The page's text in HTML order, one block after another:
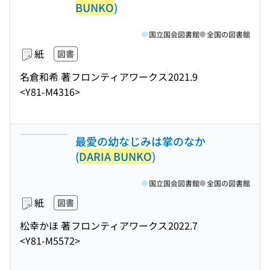
BUNKO)
紙 図書
名倉和希 著フロンティアワークス2021.9
<Y81-M4316>
国立国会図書館 全国の図書館
最愛の幼なじみは掌のなか
(DARIA BUNKO)
紙 図書
松幸かほ 著フロンティアワークス2022.7
<Y81-M5572>
国立国会図書館 全国の図書館